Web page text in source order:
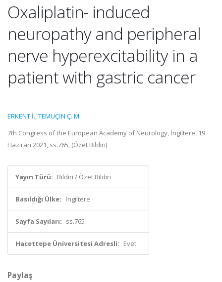
Oxaliplatin- induced
neuropathy and peripheral
nerve hyperexcitability in a
patient with gastric cancer
ERKENT İ.,TEMUÇİN Ç. M.
7th Congress of the European Academy of Neurology, İngiltere, 19
Haziran 2021, ss.765, (Özet Bildiri)
Yayın Türü: Bildiri / Özet Bildiri
Basıldığı Ülke: İngiltere
Sayfa Sayıları: ss.765
Hacettepe Üniversitesi Adresli: Evet
Paylaş